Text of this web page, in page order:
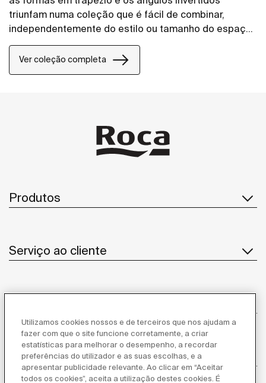
triunfam numa coleção que é fácil de combinar,
independentemente do estilo ou tamanho do espaço
Ver coleção completa
Produtos
Serviço ao cliente
Inspiração
Utilizamos cookies nossos e de terceiros que nos ajudam a
fazer com que o site funcione corretamente, a criar
estatísticas para melhorar o desempenho, a recordar
preferências do utilizador e as suas escolhas, e a
apresentar publicidade relevante. Ao clicar em “Aceitar
todos os cookies”, aceita a utilização destes cookies. É